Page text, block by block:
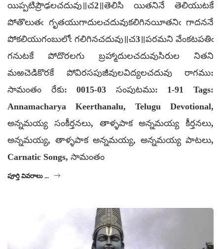
యిప్పటిప్రౌఢలచదువు॥చ2॥తెలిసి యితనినే తెలియుటకే
పోతొలుతఁ గృతయుగాదులచదువుకలిగినయీతనిఁ గాదననే
పోకలియుగంబులోఁ గలిగినచదువు॥చ3॥పరమని వేంకటపతిఁ
గనుటకే పోదొరలగు బ్రహ్మాదులచదువుసిరుల నితని
మఱచెడికొరకే పోవిరసపుజీవులవిద్యలచదువు రాగము:
సామంతం రేకు: 0015-03 సంపుటము: 1-91 Tags:
Annamacharya Keerthanalu, Telugu Devotional,
అన్నమయ్య సంకీర్తనలు, తాళ్ళపాక అన్నమయ్య కీర్తనలు,
అన్నమయ్య, తాళ్ళపాక అన్నమయ్య, అన్నమయ్య పాటలు,
Carnatic Songs, సామంతం
పూర్తి వివరాలు ...